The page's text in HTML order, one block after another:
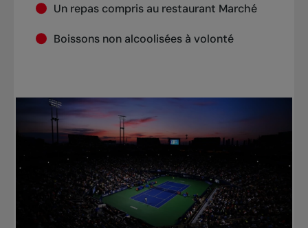
Un repas compris au restaurant Marché
Boissons non alcoolisées à volonté